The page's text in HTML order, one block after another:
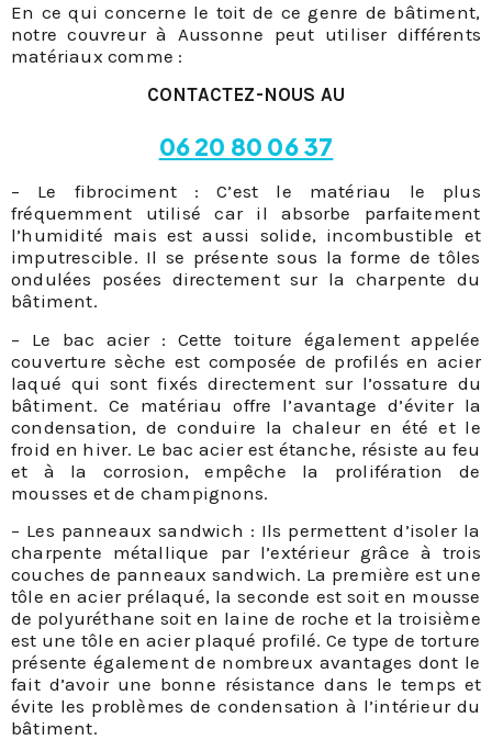
En ce qui concerne le toit de ce genre de bâtiment,
notre couvreur à Aussonne peut utiliser différents
matériaux comme :
CONTACTEZ-NOUS AU
06 20 80 06 37
– Le fibrociment : C’est le matériau le plus
fréquemment utilisé car il absorbe parfaitement
l’humidité mais est aussi solide, incombustible et
imputrescible. Il se présente sous la forme de tôles
ondulées posées directement sur la charpente du
bâtiment.
– Le bac acier : Cette toiture également appelée
couverture sèche est composée de profilés en acier
laqué qui sont fixés directement sur l’ossature du
bâtiment. Ce matériau offre l’avantage d’éviter la
condensation, de conduire la chaleur en été et le
froid en hiver. Le bac acier est étanche, résiste au feu
et à la corrosion, empêche la prolifération de
mousses et de champignons.
– Les panneaux sandwich : Ils permettent d’isoler la
charpente métallique par l’extérieur grâce à trois
couches de panneaux sandwich. La première est une
tôle en acier prélaqué, la seconde est soit en mousse
de polyuréthane soit en laine de roche et la troisième
est une tôle en acier plaqué profilé. Ce type de torture
présente également de nombreux avantages dont le
fait d’avoir une bonne résistance dans le temps et
évite les problèmes de condensation à l’intérieur du
bâtiment.